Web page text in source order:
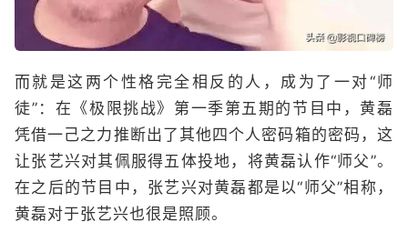
而就是这两个性格完全相反的人，成为了一对“师
徒”：在《极限挑战》第一季第五期的节目中，黄磊
凭借一己之力推断出了其他四个人密码箱的密码，这
让张艺兴对其佩服得五体投地，将黄磊认作“师父”。
在之后的节目中，张艺兴对黄磊都是以“师父”相称，
黄磊对于张艺兴也很是照顾。